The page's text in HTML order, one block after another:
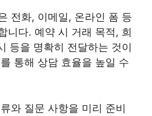
전화, 이메일, 온라인 폼 등
니다. 예약 시 거래 목적, 희
등을 명확히 전달하는 것이
통해 상담 효율을 높일 수
와 질문 사항을 미리 준비